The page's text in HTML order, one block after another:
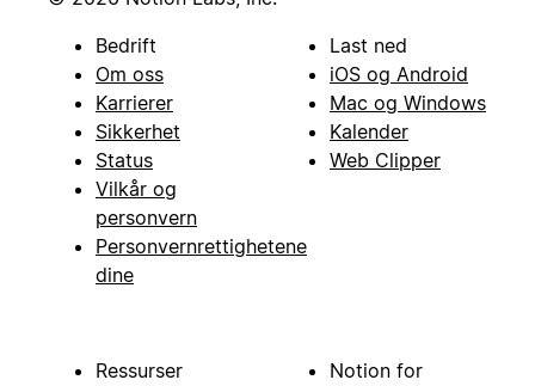
Bedrift
Om oss
Karrierer
Sikkerhet
Status
Vilkår og
personvern
Personvernrettighetene
dine
Last ned
iOS og Android
Mac og Windows
Kalender
Web Clipper
Ressurser Notion for